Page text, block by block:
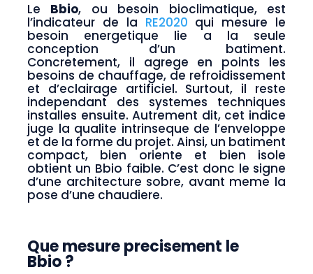
Le Bbio, ou besoin bioclimatique, est
l’indicateur de la RE2020 qui mesure le
besoin energetique lie a la seule
conception d’un batiment.
Concretement, il agrege en points les
besoins de chauffage, de refroidissement
et d’eclairage artificiel. Surtout, il reste
independant des systemes techniques
installes ensuite. Autrement dit, cet indice
juge la qualite intrinseque de l’enveloppe
et de la forme du projet. Ainsi, un batiment
compact, bien oriente et bien isole
obtient un Bbio faible. C’est donc le signe
d’une architecture sobre, avant meme la
pose d’une chaudiere.
Que mesure precisement le
Bbio ?